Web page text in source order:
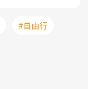
#自由行